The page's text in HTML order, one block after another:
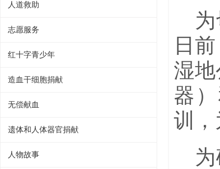
人道救助
志愿服务
红十字青少年
造血干细胞捐献
无偿献血
遗体和人体器官捐献
人物故事
日
湿
器
训